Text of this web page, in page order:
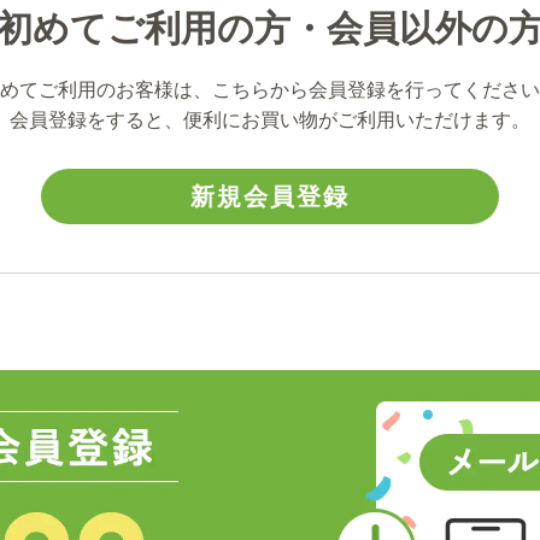
めてご利用の方・会員以外の
てご利用のお客様は、こちらから会員登録を行ってくださ
会員登録をすると、便利にお買い物がご利用いただけます。